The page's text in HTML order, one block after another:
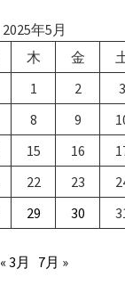
2025年5月
木 金
1
2 3
8 9
15 16
22 23
29 30
« 3月 7月 »